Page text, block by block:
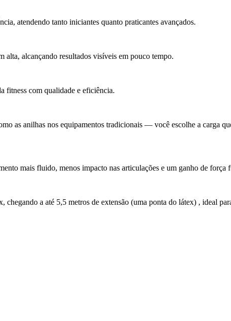
atendendo tanto iniciantes quanto praticantes avançados.
alcançando resultados visíveis em pouco tempo.
fitness com qualidade e eficiência.
as anilhas nos equipamentos tradicionais — você escolhe a carga
mais fluido, menos impacto nas articulações e um ganho de força
a até 5,5 metros de extensão (uma ponta do látex) , ideal